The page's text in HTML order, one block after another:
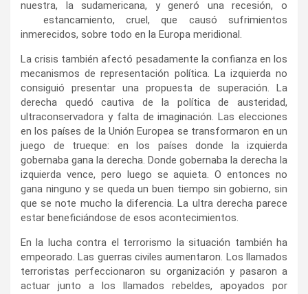
nuestra, la sudamericana, y generó una recesión, o
estancamiento, cruel, que causó sufrimientos
inmerecidos, sobre todo en la Europa meridional.
La crisis también afectó pesadamente la confianza en los
mecanismos de representación política. La izquierda no
consiguió presentar una propuesta de superación. La
derecha quedó cautiva de la política de austeridad,
ultraconservadora y falta de imaginación. Las elecciones
en los países de la Unión Europea se transformaron en un
juego de trueque: en los países donde la izquierda
gobernaba gana la derecha. Donde gobernaba la derecha la
izquierda vence, pero luego se aquieta. O entonces no
gana ninguno y se queda un buen tiempo sin gobierno, sin
que se note mucho la diferencia. La ultra derecha parece
estar beneficiándose de esos acontecimientos.
En la lucha contra el terrorismo la situación también ha
empeorado. Las guerras civiles aumentaron. Los llamados
terroristas perfeccionaron su organización y pasaron a
actuar junto a los llamados rebeldes, apoyados por